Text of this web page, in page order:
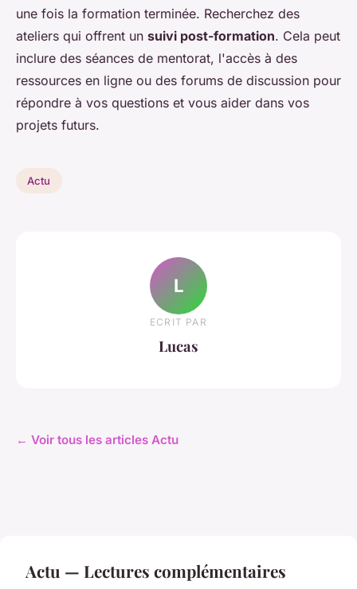
une fois la formation terminée. Recherchez des
ateliers qui offrent un suivi post-formation. Cela peut
inclure des séances de mentorat, l'accès à des
ressources en ligne ou des forums de discussion pour
répondre à vos questions et vous aider dans vos
projets futurs.
Actu
L
ECRIT PAR
Lucas
← Voir tous les articles Actu
Actu — Lectures complémentaires